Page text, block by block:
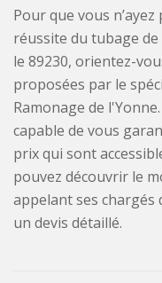
Pour que vous
réussite du tubage
le 89230, orientez-
proposées par le
Ramonage de
capable de vous
prix qui sont
pouvez découvrir le
appelant ses
un devis détaillé.